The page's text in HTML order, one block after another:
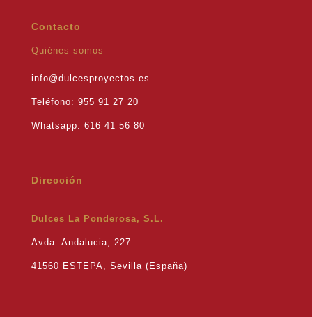
Contacto
Quiénes somos
info@dulcesproyectos.es
Teléfono: 955 91 27 20
Whatsapp: 616 41 56 80
Dirección
Dulces La Ponderosa, S.L.
Avda. Andalucia, 227
41560 ESTEPA, Sevilla (España)